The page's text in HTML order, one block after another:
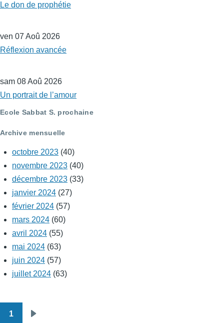
Le don de prophétie
ven 07 Aoû 2026
Réflexion avancée
sam 08 Aoû 2026
Un portrait de l’amour
Ecole Sabbat S. prochaine
Archive mensuelle
octobre 2023 (40)
novembre 2023 (40)
décembre 2023 (33)
janvier 2024 (27)
février 2024 (57)
mars 2024 (60)
avril 2024 (55)
mai 2024 (63)
juin 2024 (57)
juillet 2024 (63)
Pagination
1